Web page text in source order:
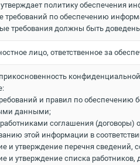
политику обеспечения
требований по обеспечению
требования должны быть
лицо, ответственное за
и правил по обеспечению
данными;
соглашения (договоры)
этой информации в
и утверждение перечня сведений,
и утверждение списка